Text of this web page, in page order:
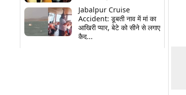
Jabalpur Cruise
Accident: डूबती नाव में मां का
आखिरी प्यार, बेटे को सीने से लगाए
कैद...